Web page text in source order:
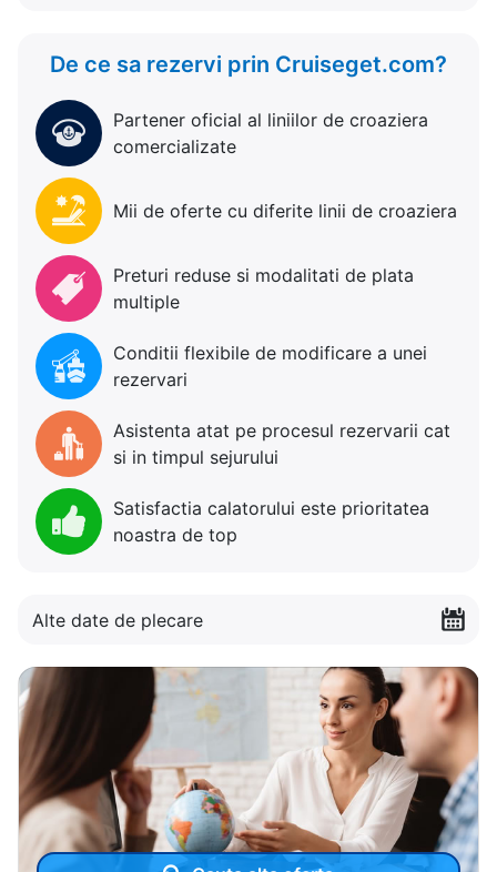
De ce sa rezervi prin Cruiseget.com?
Partener oficial al liniilor de croaziera
comercializate
Mii de oferte cu diferite linii de croaziera
Preturi reduse si modalitati de plata
multiple
Conditii flexibile de modificare a unei
rezervari
Asistenta atat pe procesul rezervarii cat
si in timpul sejurului
Satisfactia calatorului este prioritatea
noastra de top
Alte date de plecare